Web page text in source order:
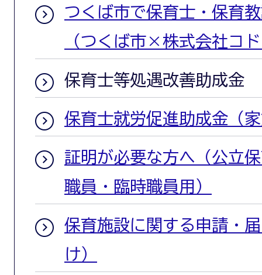
つくば市で保育士・保育
（つくば市×株式会社コ
保育士等処遇改善助成金
保育士就労促進助成金（
証明が必要な方へ（公立
職員・臨時職員用）
保育施設に関する申請・
け）